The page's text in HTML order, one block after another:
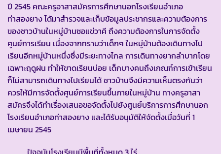
ปี 2545 คณะครูอาสาสมัครการศึกษานอกโรงเรียนอำเภอ
ท่าสองยาง ได้มาสำรวจและเก็บข้อมูลประชากรและความต้องการ
ของชาวบ้านในหมู่บ้านซอแข่วาคี ถึงความต้องการในการจัดตั้ง
ศูนย์การเรียน เนื่องจากทราบว่าเด็กๆ ในหมู่บ้านต้องเดินทางไป
เรียนอีกหมู่บ้านหนึ่งซึ่งมีระยะทางไกล การเดินทางยากลำบากโดย
เฉพาะฤดูฝน ทำให้ขาดเรียนบ่อย เด็กบางคนถึงเกณฑ์การเข้าเรียน
ก็ไม่สามารถเดินทางไปเรียนได้ ชาวบ้านจึงมีความเห็นตรงกันว่า
ควรให้มีการจัดตั้งศูนย์การเรียนขึ้นภายในหมู่บ้าน ทางครูอาสา
สมัครจึงได้ทำเรื่องเสนอขอจัดตั้งไปยังศูนย์บริการการศึกษานอก
โรงเรียนอำเภอท่าสองยาง และได้รับอนุมัติให้จัดตั้งเมื่อวันที่ 1
เมษายน 2545